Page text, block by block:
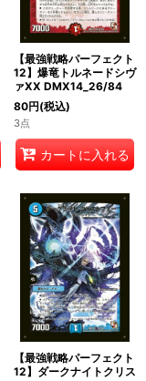
【最強戦略パーフェクト
12】爆竜トルネードシヴ
ァXX DMX14_26/84
80円(税込)
3点
カートに入れる
【最強戦略パーフェクト
12】ダークナイトクリス